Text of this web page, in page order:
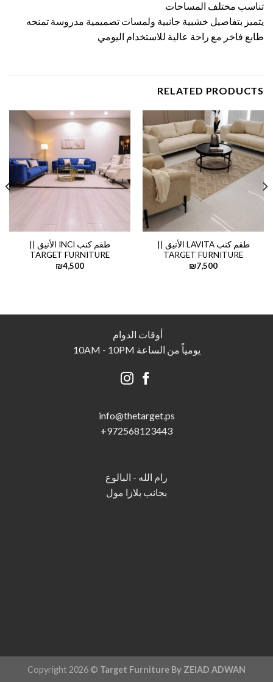
تناسب مختلف المساحات
يتميز بتفاصيل خشبية جانبية ولمسات تصميمية مدروسة تمنحه
طابع فاخر مع راحة عالية للاستخدام اليومي
RELATED PRODUCTS
طقم كنب LAVITA الأنيق ||
TARGET FURNITURE
₪7,500
طقم كنب INCI الأنيق ||
TARGET FURNITURE
₪4,500
أوقات الدوام
يومياً من الساعة 10AM - 10PM
info@thetarget.ps
972568123443
+
رام الله - البالوع
بجانب بلازا مول
Copyright 2026 © Target Furniture By ZEIAD ADWAN